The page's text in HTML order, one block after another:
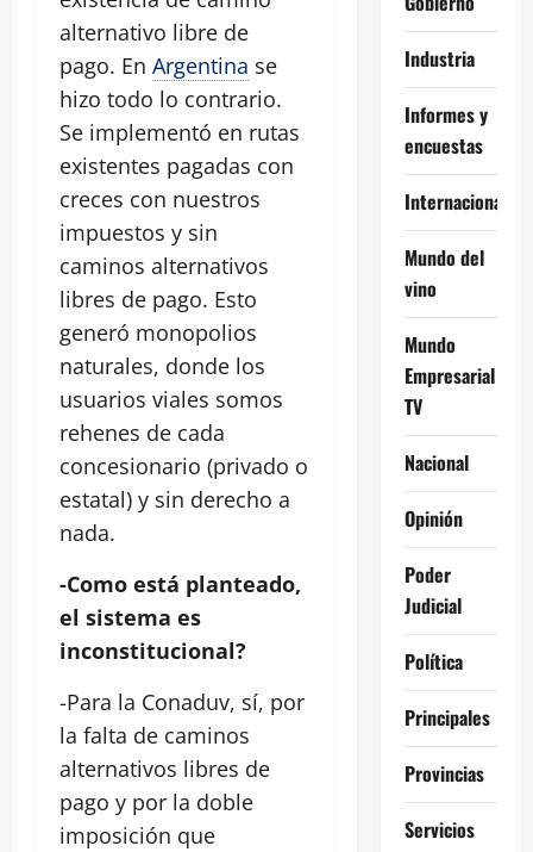
alternativo libre de
pago. En Argentina se
hizo todo lo contrario.
Se implementó en rutas
existentes pagadas con
creces con nuestros
impuestos y sin
caminos alternativos
libres de pago. Esto
generó monopolios
naturales, donde los
usuarios viales somos
rehenes de cada
concesionario (privado o
estatal) y sin derecho a
nada.
-Como está planteado,
el sistema es
inconstitucional?
-Para la Conaduv, sí, por
la falta de caminos
alternativos libres de
pago y por la doble
imposición que
Industria
Informes y
encuestas
Internacional
Mundo del
vino
Mundo
Empresarial
TV
Nacional
Opinión
Poder
Judicial
Política
Principales
Provincias
Servicios